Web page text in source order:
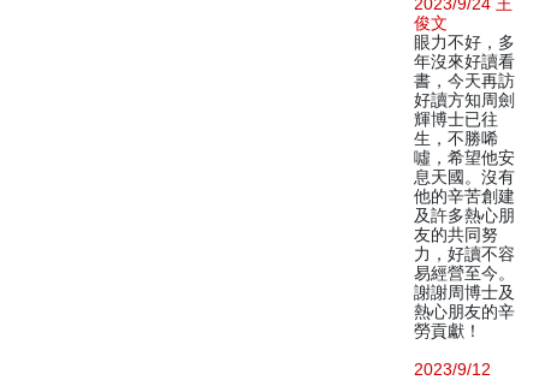
俊文
眼力不好，多
年沒來好讀看
書，今天再訪
好讀方知周劍
輝博士已往
生，不勝唏
噓，希望他安
息天國。沒有
他的辛苦創建
及許多熱心朋
友的共同努
力，好讀不容
易經營至今。
謝謝周博士及
熱心朋友的辛
勞貢獻！
2023/9/12